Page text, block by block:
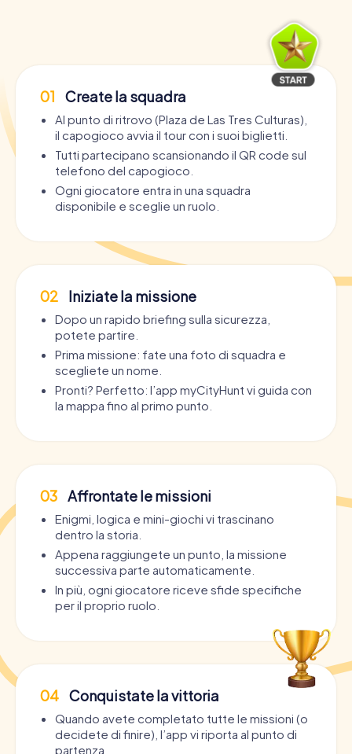
01 Create la squadra
Al punto di ritrovo (Plaza de Las Tres Culturas),
il capogioco avvia il tour con i suoi biglietti.
Tutti partecipano scansionando il QR code sul
telefono del capogioco.
Ogni giocatore entra in una squadra
disponibile e sceglie un ruolo.
02 Iniziate la missione
Dopo un rapido briefing sulla sicurezza,
potete partire.
Prima missione: fate una foto di squadra e
scegliete un nome.
Pronti? Perfetto: l’app myCityHunt vi guida con
la mappa fino al primo punto.
03 Affrontate le missioni
Enigmi, logica e mini-giochi vi trascinano
dentro la storia.
Appena raggiungete un punto, la missione
successiva parte automaticamente.
In più, ogni giocatore riceve sfide specifiche
per il proprio ruolo.
04 Conquistate la vittoria
Quando avete completato tutte le missioni (o
decidete di finire), l’app vi riporta al punto di
partenza.